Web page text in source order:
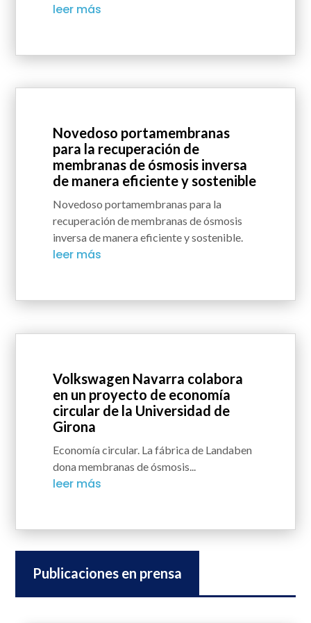
leer más
Novedoso portamembranas
para la recuperación de
membranas de ósmosis inversa
de manera eficiente y sostenible
Novedoso portamembranas para la
recuperación de membranas de ósmosis
inversa de manera eficiente y sostenible.
leer más
Volkswagen Navarra colabora
en un proyecto de economía
circular de la Universidad de
Girona
Economía circular. La fábrica de Landaben
dona membranas de ósmosis...
leer más
Publicaciones en prensa